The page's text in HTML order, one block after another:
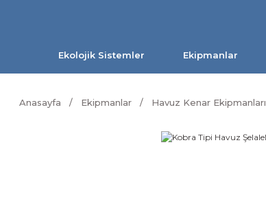
Ekolojik Sistemler Ekipmanlar
Anasayfa Ekipmanlar Havuz Kenar Ekipmanları